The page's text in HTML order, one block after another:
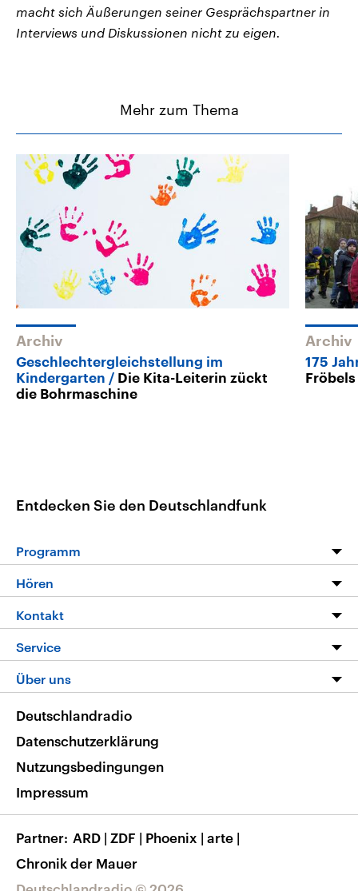
macht sich Äußerungen seiner Gesprächspartner in
Interviews und Diskussionen nicht zu eigen.
Mehr zum Thema
Archiv
Geschlechtergleichstellung im
Kindergarten
Die Kita-Leiterin zückt
die Bohrmaschine
Archiv
175
Entdecken Sie den Deutschlandfunk
Programm
Programm
Die Nachrichten
Nachrichtenleicht
Neue Beiträge auf dlf.de
Hören
Livestream
Podcasts
Deutschlandfunk App
Nachrichten App
Frequenzen
Kontakt
Hörerservice
Service
FAQ
Veranstaltungen
Musikliste
RSS
Über uns
Barrierefreiheit
Deutschlandradio
Datenschutzerklärung
Nutzungsbedingungen
Impressum
Partner ARD | ZDF | Phoenix | arte |
Chronik der Mauer